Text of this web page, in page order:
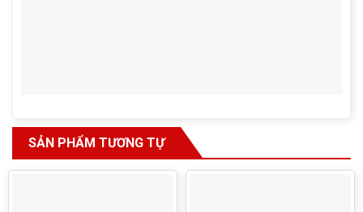
SẢN PHẨM TƯƠNG TỰ